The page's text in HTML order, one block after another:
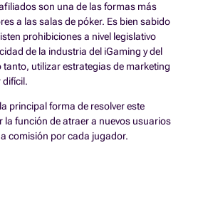
son una de las formas más
a las salas de póker. Es bien sabido
prohibiciones a nivel legislativo
de la industria del iGaming y del
tanto, utilizar estrategias de marketing
difícil.
principal forma de resolver este
la función de atraer a nuevos usuarios
comisión por cada jugador.